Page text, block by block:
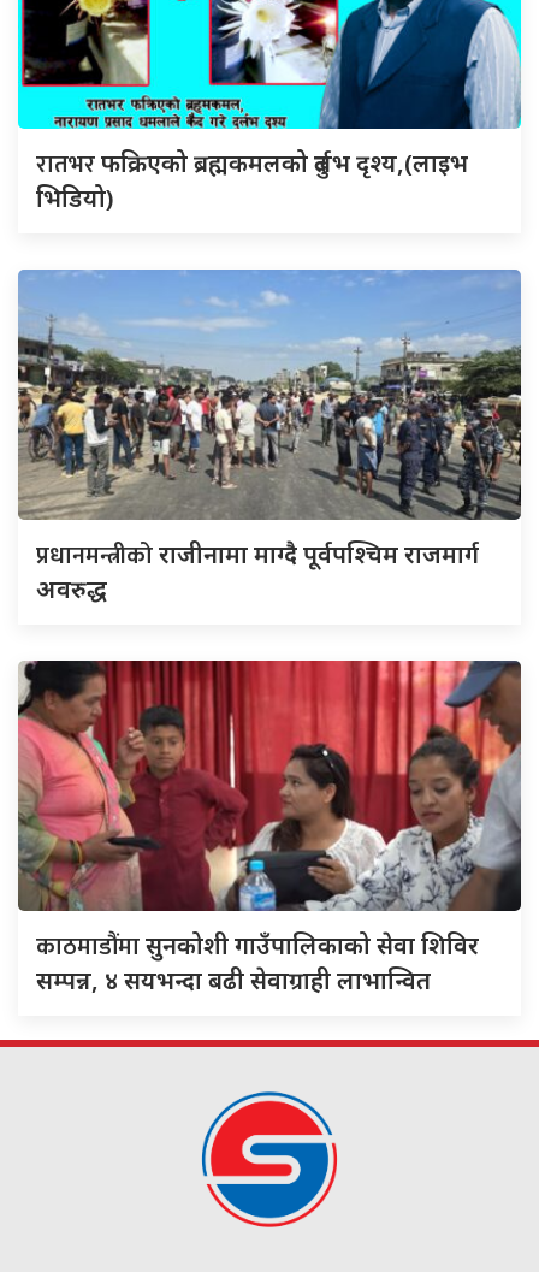
रातभरफक्रिएको ब्रह्मकमलको दुर्लभ दृश्य,(लाइभ
भिडियो)
प्रधानमन्त्रीकोराजीनामा माग्दै पूर्वपश्चिम राजमार्ग
अवरुद्ध
काठमाडौंमासुनकोशी गाउँपालिकाको सेवा शिविर
सम्पन्न, ४ सयभन्दा बढी सेवाग्राही लाभान्वित